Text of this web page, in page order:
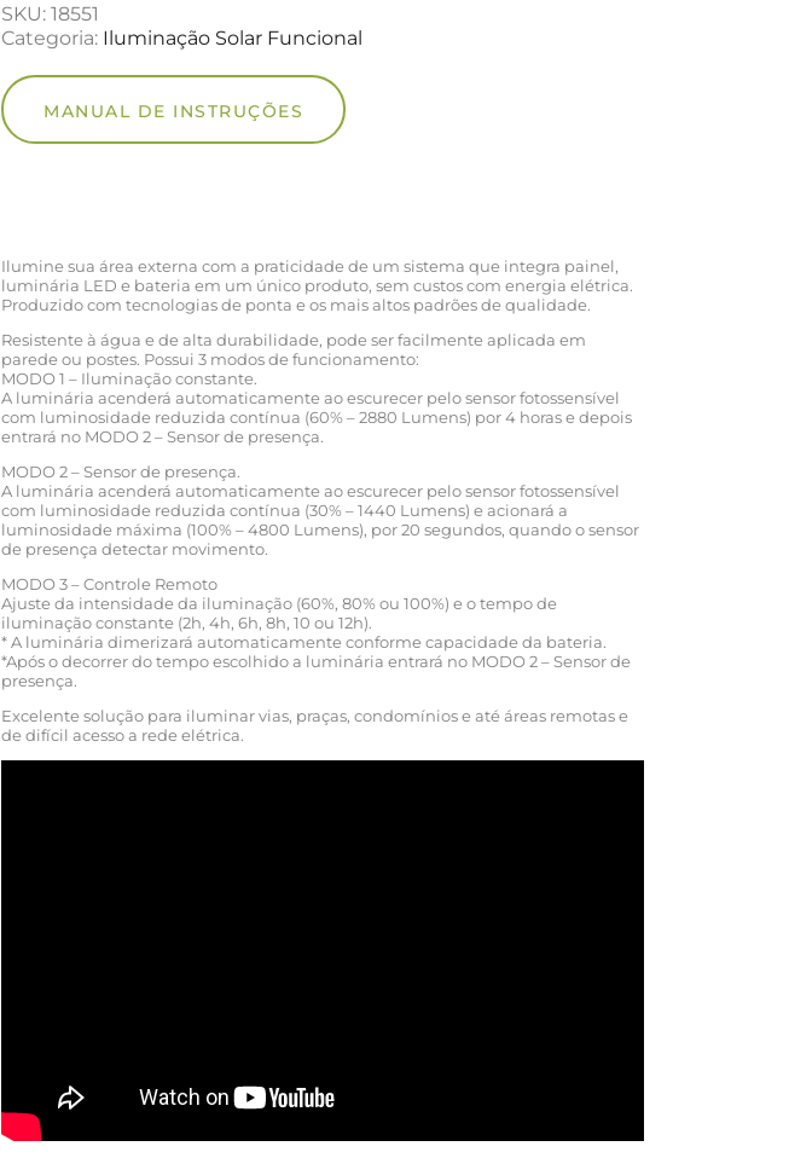
SKU: 18551
Categoria: Iluminação Solar Funcional
MANUAL DE INSTRUÇÕES
Ilumine sua área externa com a praticidade de um sistema que integra painel,
luminária LED e bateria em um único produto, sem custos com energia elétrica.
Produzido com tecnologias de ponta e os mais altos padrões de qualidade.
Resistente à água e de alta durabilidade, pode ser facilmente aplicada em
parede ou postes. Possui 3 modos de funcionamento:
MODO 1 – Iluminação constante.
A luminária acenderá automaticamente ao escurecer pelo sensor fotossensível
com luminosidade reduzida contínua (60% – 2880 Lumens) por 4 horas e depois
entrará no MODO 2 – Sensor de presença.
MODO 2 – Sensor de presença.
A luminária acenderá automaticamente ao escurecer pelo sensor fotossensível
com luminosidade reduzida contínua (30% – 1440 Lumens) e acionará a
luminosidade máxima (100% – 4800 Lumens), por 20 segundos, quando o sensor
de presença detectar movimento.
MODO 3 – Controle Remoto
Ajuste da intensidade da iluminação (60%, 80% ou 100%) e o tempo de
iluminação constante (2h, 4h, 6h, 8h, 10 ou 12h).
* A luminária dimerizará automaticamente conforme capacidade da bateria.
*Após o decorrer do tempo escolhido a luminária entrará no MODO 2 – Sensor de
presença.
Excelente solução para iluminar vias, praças, condomínios e até áreas remotas e
de difícil acesso a rede elétrica.